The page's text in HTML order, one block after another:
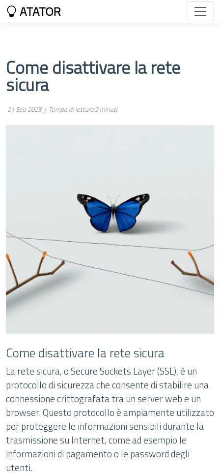
ATATOR
Come disattivare la rete
sicura
21 Sep 2023 | Tempo di lettura 2 minuti
Come disattivare la rete sicura
La rete sicura, o Secure Sockets Layer (SSL), è un
protocollo di sicurezza che consente di stabilire una
connessione crittografata tra un server web e un
browser. Questo protocollo è ampiamente utilizzato
per proteggere le informazioni sensibili durante la
trasmissione su Internet, come ad esempio le
informazioni di pagamento o le password degli
utenti.